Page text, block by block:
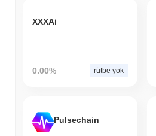
XXXAi
0.00% rütbe yok
Pulsechain